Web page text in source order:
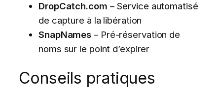
DropCatch.com – Service automatisé
de capture à la libération
SnapNames – Pré-réservation de
noms sur le point d’expirer
Conseils pratiques